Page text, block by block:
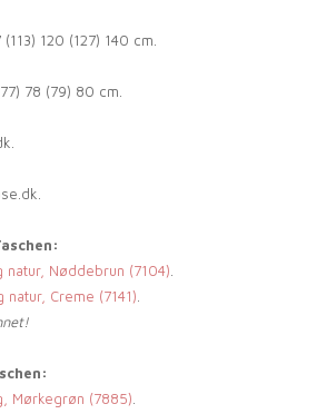
120 (127) 140 cm.
78 (79) 80 cm.
natur, Nøddebrun (7104).
natur, Creme (7141).
Mørkegrøn (7885).